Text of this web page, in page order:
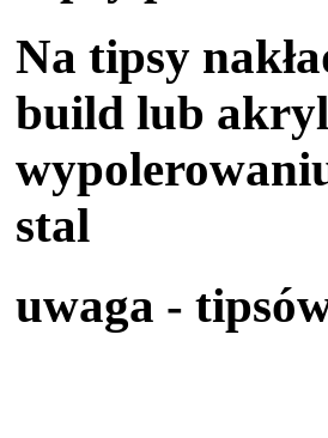
Na tipsy
build lub akryl
stal
uwaga -